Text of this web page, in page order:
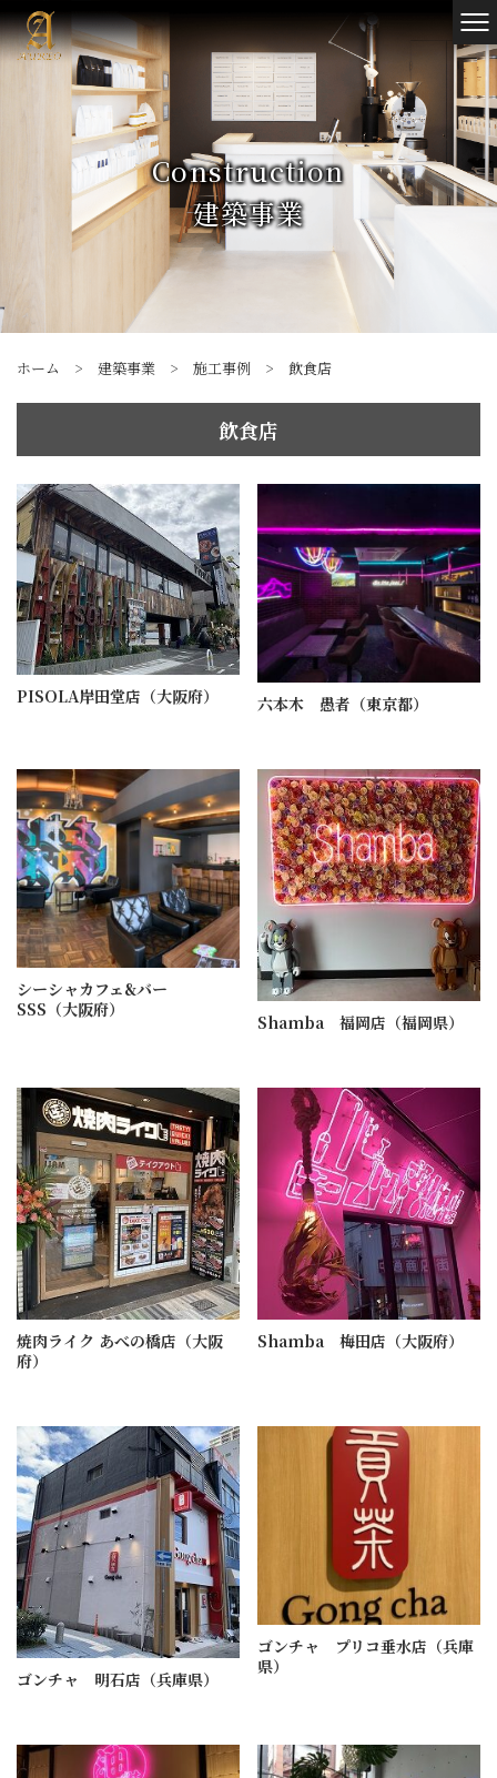
Construction
建築事業
ホーム > 建築事業 > 施工事例 > 飲食店
飲食店
PISOLA岸田堂店（大阪府） 六本木 愚者（東京都）
シーシャカフェ&バー
SSS（大阪府）
Shamba 福岡店（福岡県）
焼肉ライク あべの橋店（大阪
府）
Shamba 梅田店（大阪府）
ゴンチャ 明石店（兵庫県）
ゴンチャ プリコ垂水店（兵庫
県）